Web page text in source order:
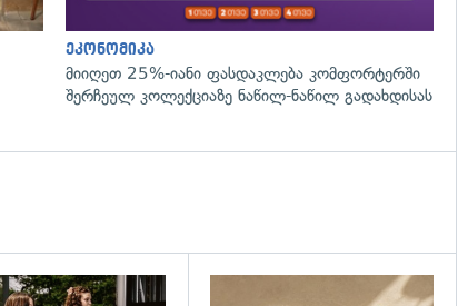
ეკონომიკა
მიიღეთ 25%-იანი ფასდაკლება კომფორტერში
შერჩეულ კოლექციაზე ნაწილ-ნაწილ გადახდისას